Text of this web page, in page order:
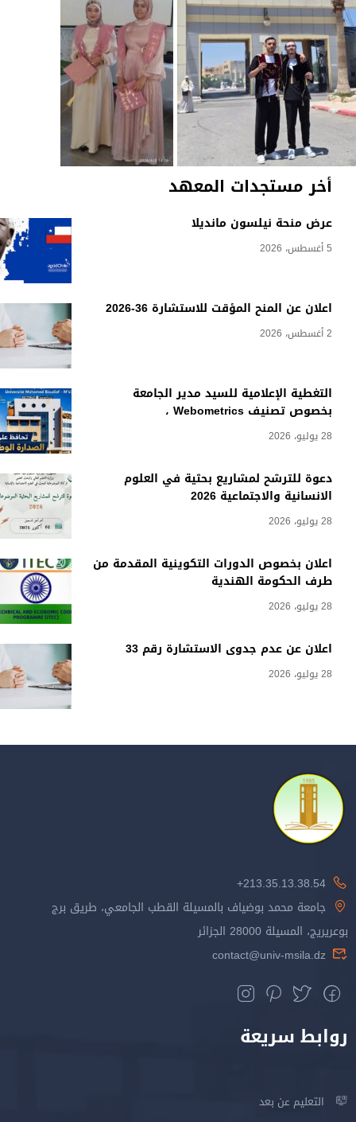
أخر مستجدات المعهد
عرض منحة نيلسون مانديلا
5 أغسطس، 2026
اعلان عن المنح المؤقت للاستشارة 36-2026
2 أغسطس، 2026
التغطية الإعلامية للسيد مدير الجامعة
بخصوص تصنيف Webometrics ،
28 يوليو، 2026
دعوة للترشح لمشاريع بحثية في العلوم
الانسانية والاجتماعية 2026
28 يوليو، 2026
اعلان بخصوص الدورات التكوينية المقدمة من
طرف الحكومة الهندية
28 يوليو، 2026
اعلان عن عدم جدوى الاستشارة رقم 33
28 يوليو، 2026
213.35.13.38.54+
جامعة محمد بوضياف بالمسيلة القطب الجامعي، طريق برج
بوعريريج، المسيلة 28000 الجزائر
contact@univ-msila.dz
روابط سريعة
التعليم عن بعد